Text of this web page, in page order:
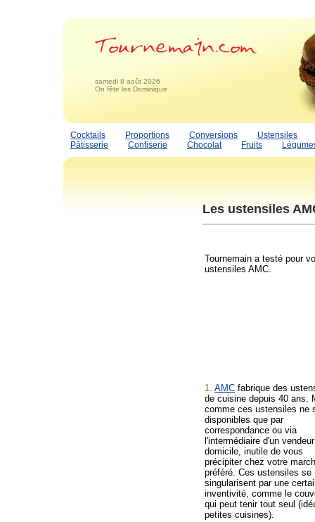
samedi 8 août 2026
On fête les Dominique
Cocktails Proportions Conversions
Ustensiles
Pâtisserie
Confiserie Chocolat Fruits
Les ustensiles
Tournemain a testé pour
ustensiles AMC.
1. AMC fabrique des
de cuisine depuis 40 ans.
comme ces ustensiles ne
disponibles que par
correspondance ou via
l'intermédiaire d'un
domicile, inutile de vous
précipiter chez votre
préféré. Ces ustensiles se
singularisent par une
inventivité, comme le
qui peut tenir tout seul
petites cuisines).